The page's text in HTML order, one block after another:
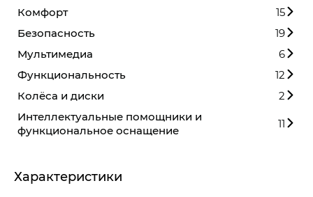
Комфорт
15
Безопасность
19
Мультимедиа
6
Функциональность
12
Колёса и диски
2
Интеллектуальные помощники и
функциональное оснащение
11
Характеристики